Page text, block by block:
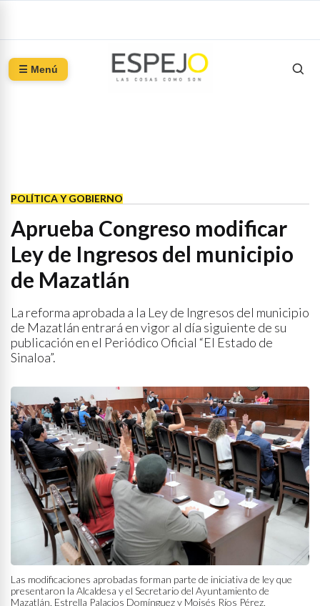
☰ Menú
POLÍTICA Y GOBIERNO
Aprueba Congreso modificar
Ley de Ingresos del municipio
de Mazatlán
La reforma aprobada a la Ley de Ingresos del municipio
de Mazatlán entrará en vigor al día siguiente de su
publicación en el Periódico Oficial “El Estado de
Sinaloa”.
Las modificaciones aprobadas forman parte de iniciativa de ley que
presentaron la Alcaldesa y el Secretario del Ayuntamiento de
Mazatlán, Estrella Palacios Domínguez y Moisés Ríos Pérez,